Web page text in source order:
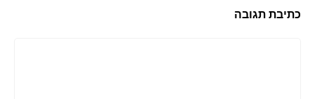
כתיבת תגובה